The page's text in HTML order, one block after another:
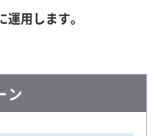
用します。
ン